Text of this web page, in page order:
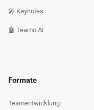
🎤 Keynotes
🤖 Teamo AI
Formate
Teamentwicklung